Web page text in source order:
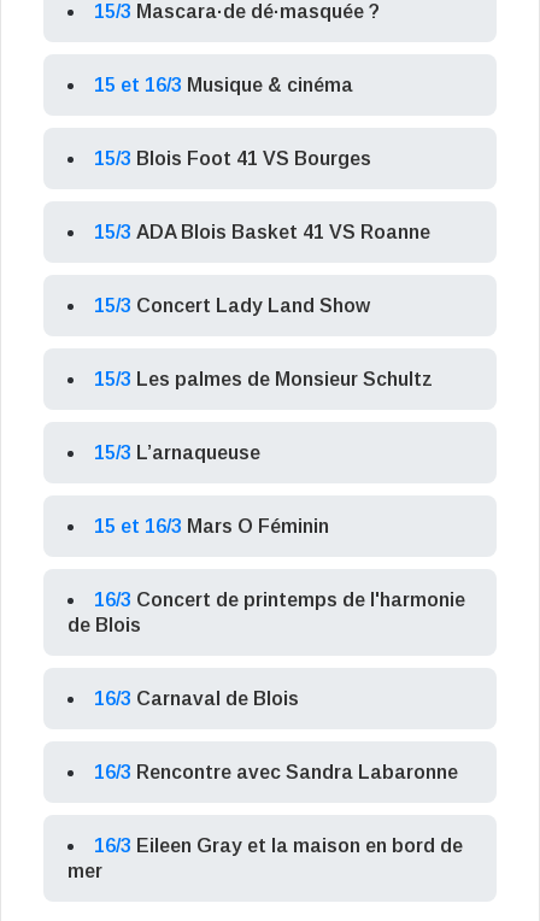
15/3 Mascara·de dé·masquée ?
15 et 16/3 Musique & cinéma
15/3 Blois Foot 41 VS Bourges
15/3 ADA Blois Basket 41 VS Roanne
15/3 Concert Lady Land Show
15/3 Les palmes de Monsieur Schultz
15/3 L’arnaqueuse
15 et 16/3 Mars O Féminin
16/3 Concert de printemps de l'harmonie
de Blois
16/3 Carnaval de Blois
16/3 Rencontre avec Sandra Labaronne
16/3 Eileen Gray et la maison en bord de
mer